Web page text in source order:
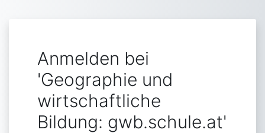
Anmelden bei
'Geographie und
wirtschaftliche
Bildung: gwb.schule.at'